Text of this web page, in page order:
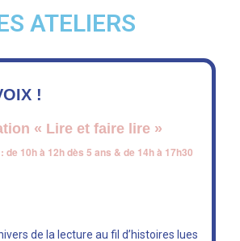
ATELIERS
!
« Lire et faire lire »
de 10h à 12h dès 5 ans & de 14h à 17h30
de la lecture au fil d’histoires lues